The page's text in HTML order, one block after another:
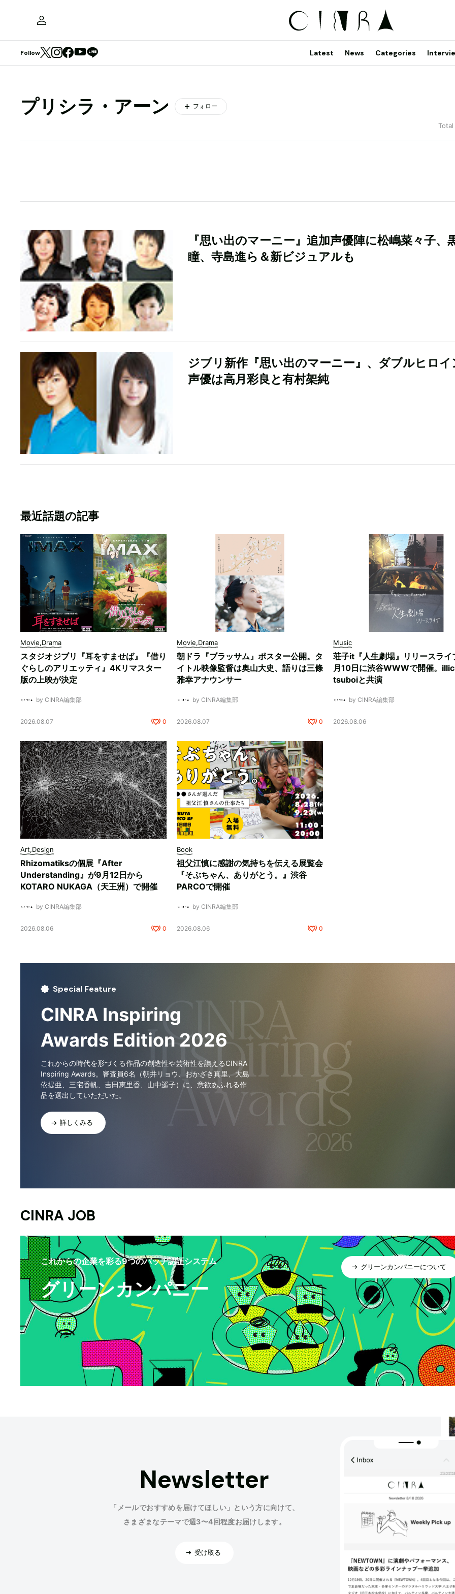
Follow Latest News Categories
プリシラ・アーン フォロー
『思い出のマーニー』追加声優陣に松嶋菜々子、
瞳、寺島進ら＆新ビジュアルも
ジブリ新作『思い出のマーニー』、ダブルヒロイ
声優は高月彩良と有村架純
最近話題の記事
Movie,Drama
スタジオジブリ『耳をすませば』『借り
ぐらしのアリエッティ』4Kリマスター
版の上映が決定
by CINRA編集部
2026.08.07 0
Movie,Drama
朝ドラ『ブラッサム』ポスター公開。タ
イトル映像監督は奥山大史、語りは三條
雅幸アナウンサー
by CINRA編集部
2026.08.07 0
Music
荘子it『人生劇場』リリースライ
月10日に渋谷WWWで開催。
tsuboiと共演
by CINRA編集部
2026.08.06
Art,Design
Rhizomatiksの個展『After
Understanding』が9月12日から
KOTARO NUKAGA（天王洲）で開催
by CINRA編集部
2026.08.06 0
Book
祖父江慎に感謝の気持ちを伝える展覧会
『そぶちゃん、ありがとう。』渋谷
PARCOで開催
by CINRA編集部
2026.08.06 0
Special Feature
CINRA Inspiring
Awards Edition 2026
これからの時代を形づくる作品の創造性や芸術性を讃えるCINRA
Inspiring Awards。審査員6名（朝井リョウ、おかざき真里、大島
依提亜、三宅香帆、吉田恵里香、山中遥子）に、意欲あふれる作
品を選出していただいた。
詳しくみる
CINRA JOB
これからの企業を彩る9つのバッヂ認証システム
グリーンカンパニー
グリーンカンパニーについて
Newsletter
「メールでおすすめを届けてほしい」という方に向けて、
さまざまなテーマで週3〜4回程度お届けします。
受け取る